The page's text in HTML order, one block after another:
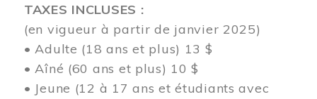
TAXES INCLUSES :
(en vigueur à partir de janvier 2025)
• Adulte (18 ans et plus) 13 $
• Aîné (60 ans et plus) 10 $
• Jeune (12 à 17 ans et étudiants avec